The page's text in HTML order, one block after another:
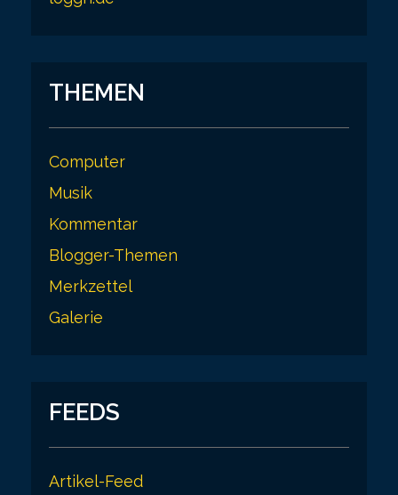
THEMEN
Computer
Musik
Kommentar
Blogger-Themen
Merkzettel
Galerie
FEEDS
Artikel-Feed